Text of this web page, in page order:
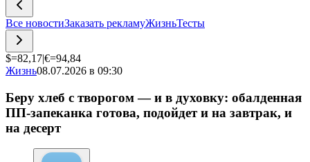
Все новостиЗаказать рекламуЖизньТесты
$=82,17|€=94,84
Жизнь08.07.2026 в 09:30
Беру хлеб с творогом — и в духовку: обалденная
ПП-запеканка готова, подойдет и на завтрак, и
на десерт